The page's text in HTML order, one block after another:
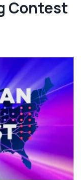
Contest